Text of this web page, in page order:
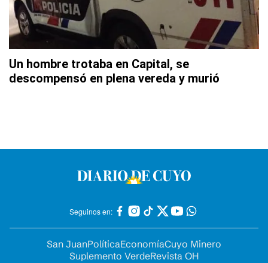
Un hombre trotaba en Capital, se
descompensó en plena vereda y murió
Seguinos en:
San JuanPolíticaEconomíaCuyo Minero
Suplemento VerdeRevista OH